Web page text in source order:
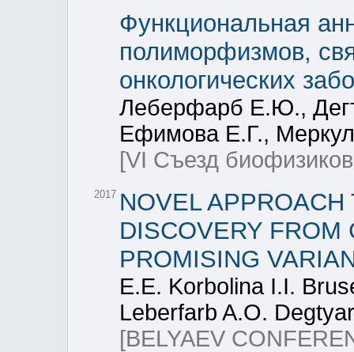
Функциональная
полиморфизмов,
онкологических
Леберфарб Е.Ю.,
Ефимова Е.Г.,
[VI Съезд
2017 NOVEL
DISCOVERY FROM
PROMISING
E.E. Korbolina I.I.
Leberfarb A.O.
[BELYAEV